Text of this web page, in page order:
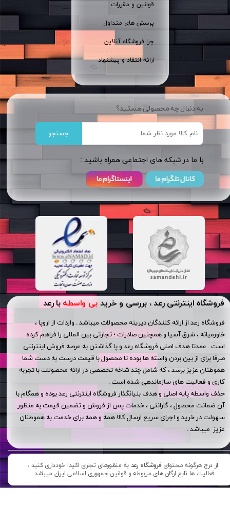
فروشگاه اینترنتی رعد ، بررسی و خرید بی واسطه با رعد
فروشگاه رعد از ارائه کنندگان دیرینه محصولات میباشد . واردات از اروپا ،
خاورمیانه ، شرق آسیا و همچنین صادرات ؛ تجارتی بین المللی را فراهم کرده
است . عمدتا هدف اصلی فروشگاه رعد و پا گذاشتن به عرصه فروش اینترنتی
صرفا برای از بین بردن واسته ها بوده تا محصول با قیمت درست به دست شما
هموطنان عزیز برسد ، که شامل چند شاخه تخصصی در ارائه محصولات با تجربه
کاری و فعالیت های سازماندهی شده است .
حذف واسطه پایه اصلی و هدف بنیانگذار فروشگاه اینترنتی رعد بوده و همگام با
آن ضمانت محصول ، گارانتی ، خدمات پس از فروش و تضمین قیمت به منظور
سهولت در خرید و اجرای سریع ارسال کالا همه و همه برای خدمت به هموطنان
عزیز میباشد .
از درج هرگونه محتوایفروشگاه رعد به منظورهای تجاری اکیدا خودداری کنید ،
فعالیت ها تابع ارگان های مربوطه و قوانین جمهوری اسلامی ایران میباشد .​​​​​​​
قوانین و مقررات
پرسش های متداول
چرا فروشگاه آنلاین
ارائه انتقاد و پیشنهاد
به دنبال چه محصولی هستید؟
جستجو
​​با ما در شبکه های اجتماعی همراه باشید :